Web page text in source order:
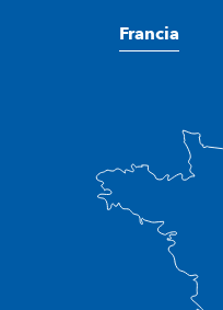
Francia